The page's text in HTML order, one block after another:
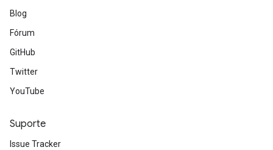
Blog
Fórum
GitHub
Twitter
YouTube
Suporte
Issue Tracker